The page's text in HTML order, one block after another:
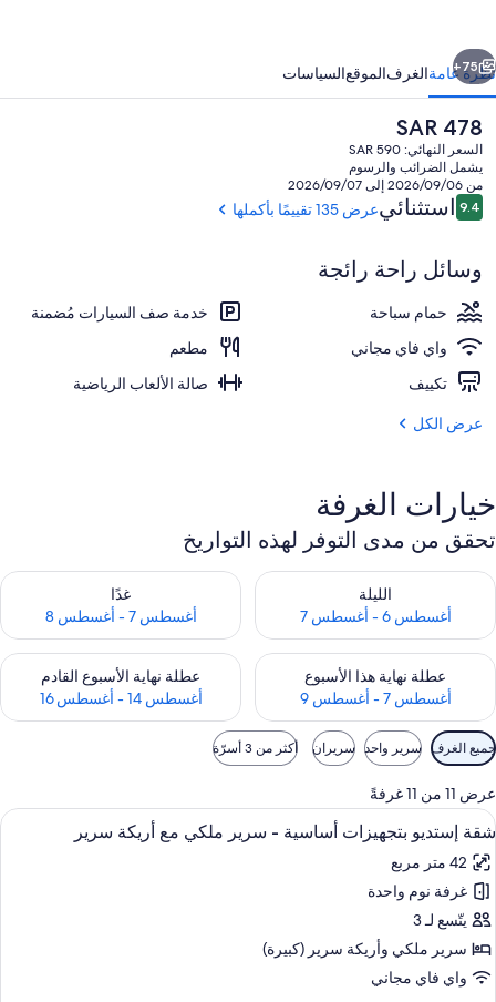
جزيرة
ياس
حمّام سباحة خارجي، كبائن مجانية،
التالي
75+
نظرة عامةالغرفالموقعالسياسات
السعر
الحالي
هو
SAR
478
SAR 478
السعر النهائي: SAR 590
يشمل الضرائب والرسوم
من 2026/09/06 إلى 2026/09/07
التقييمات
9.49.4 من 10استثنائيعرض 135 تقييمًا بأكملها
وسائل راحة رائجة
حمام سباحة
خدمة صف السيارات مُضمنة
واي فاي مجاني
مطعم
تكييف
صالة الألعاب الرياضية
عرض الكل
خيارات الغرفة
تحقق من مدى التوفر لهذه التواريخ
الليلة
أغسطس 6 - أغسطس 7
تحقق من مدى التوفر لليلة للفترة أغسطس 6 - أغسطس 7
غدًا
أغسطس 7 - أغسطس 8
تحقق من مدى التوفر لغد للفترة أغسطس
عطلة نهاية هذا الأسبوع
أغسطس 7 - أغسطس 9
تحقق من مدى التوفر لعطلة نهاية هذا الأسبوع للفترة أغسطس 7 - أغسطس 9
عطلة نهاية الأسبوع القادم
أغسطس 14 - أغسطس 16
تحقق من مدى التوفر لعطلة نهاية
عوامل
التصفية
المتاحة
للغرف
جميع الغرف سرير واحد سريران أكثر من 3 أسرّة
عرض 11 من 11 غرفةً
استعراض
جميع
صور
شقة
إستديو
بتجهيزات
أساسية
أغطية فراش متميزة وخزنة داخل
8
شقة إستديو بتجهيزات أساسية - سرير ملكي مع أريكة سرير
42 متر مربع
غرفة نوم واحدة
يتّسع لـ 3
سرير ملكي‫‬ وأريكة سرير (كبيرة)
واي فاي مجاني